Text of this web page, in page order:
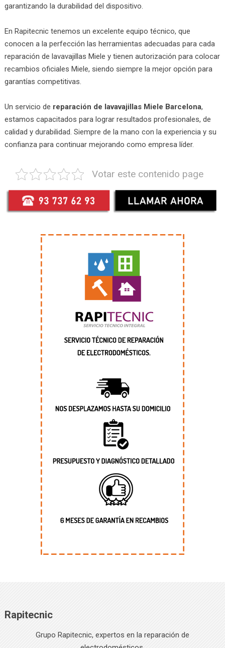
garantizando la durabilidad del dispositivo.
En Rapitecnic tenemos un excelente equipo técnico, que
conocen a la perfección las herramientas adecuadas para cada
reparación de lavavajillas Miele y tienen autorización para colocar
recambios oficiales Miele, siendo siempre la mejor opción para
garantías competitivas.
Un servicio de reparación de lavavajillas Miele Barcelona,
estamos capacitados para lograr resultados profesionales, de
calidad y durabilidad. Siempre de la mano con la experiencia y su
confianza para continuar mejorando como empresa líder.
Votar este contenido page
Rapitecnic
Grupo Rapitecnic, expertos en la reparación de